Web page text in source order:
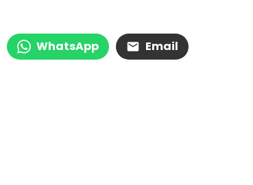
WhatsApp Email